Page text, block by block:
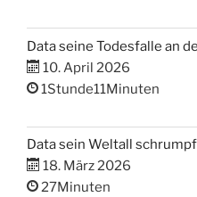
Data seine Todesfalle an
10. April 2026
1Stunde11Minuten
Data sein Weltall
18. März 2026
27Minuten